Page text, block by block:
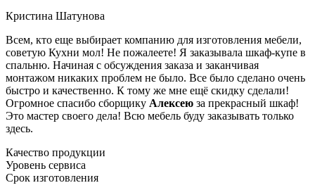
Кристина Шатунова
Всем, кто еще выбирает компанию для изготовления мебели,
советую Кухни мол! Не пожалеете! Я заказывала шкаф-купе в
спальню. Начиная с обсуждения заказа и заканчивая
монтажом никаких проблем не было. Все было сделано очень
быстро и качественно. К тому же мне ещё скидку сделали!
Огромное спасибо сборщику Алексею за прекрасный шкаф!
Это мастер своего дела! Всю мебель буду заказывать только
здесь.
Качество продукции
Уровень сервиса
Срок изготовления